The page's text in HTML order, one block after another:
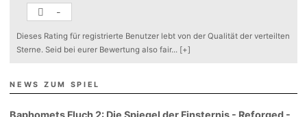
-
Dieses Rating für registrierte Benutzer lebt von der Qualität der verteilten
Sterne. Seid bei eurer Bewertung also fair... [+]
NEWS ZUM SPIEL